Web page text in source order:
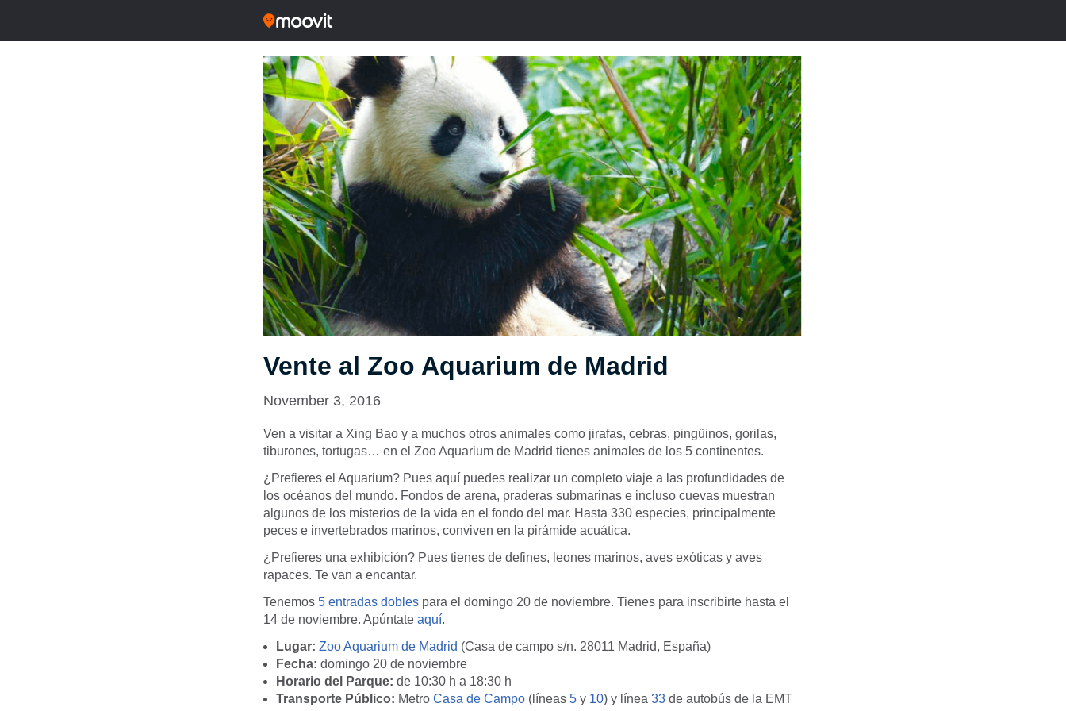
Vente al Zoo Aquarium de Madrid
November 3, 2016
Ven a visitar a Xing Bao y a muchos otros animales como jirafas, cebras, pingüinos, gorilas,
tiburones, tortugas… en el Zoo Aquarium de Madrid tienes animales de los 5 continentes.
¿Prefieres el Aquarium? Pues aquí puedes realizar un completo viaje a las profundidades de
los océanos del mundo. Fondos de arena, praderas submarinas e incluso cuevas muestran
algunos de los misterios de la vida en el fondo del mar. Hasta 330 especies, principalmente
peces e invertebrados marinos, conviven en la pirámide acuática.
¿Prefieres una exhibición? Pues tienes de defines, leones marinos, aves exóticas y aves
rapaces. Te van a encantar.
Tenemos 5 entradas dobles para el domingo 20 de noviembre. Tienes para inscribirte hasta el
14 de noviembre. Apúntate aquí.
Lugar: Zoo Aquarium de Madrid (Casa de campo s/n. 28011 Madrid, España)
Fecha: domingo 20 de noviembre
Horario del Parque: de 10:30 h a 18:30 h
Transporte Público: Metro Casa de Campo (líneas 5 y 10) y línea 33 de autobús de la EMT